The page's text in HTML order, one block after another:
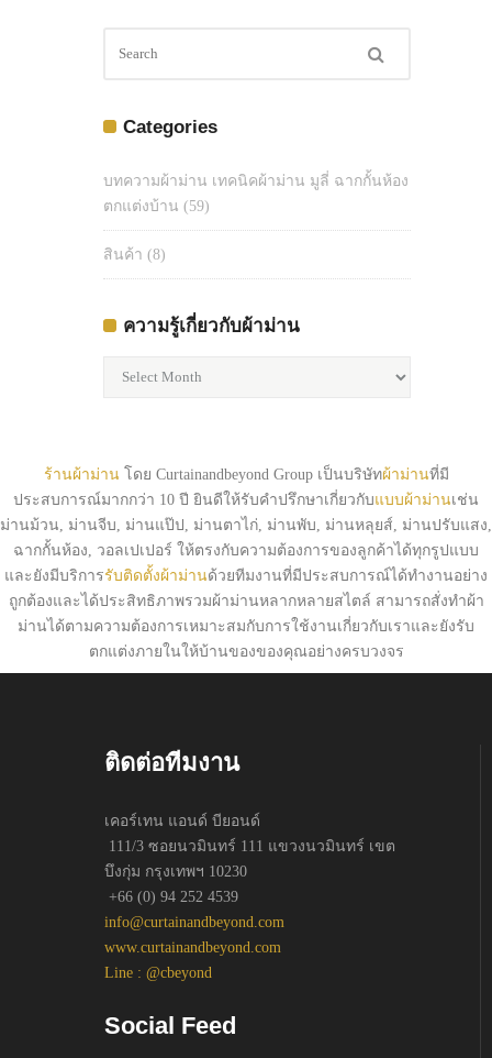
Categories
บทความผ้าม่าน เทคนิคผ้าม่าน มูลี่ ฉากกั้นห้อง
ตกแต่งบ้าน (59)
สินค้า (8)
ความรู้เกี่ยวกับผ้าม่าน
ผ้า
ม่าน
ร้านผ้าม่านโดย Curtainandbeyond Group เป็นบริษัทผ้าม่านที่มี
ประสบการณ์มากกว่า 10 ปี ยินดีให้รับคำปรึกษาเกี่ยวกับแบบผ้าม่านเช่น
ม่านม้วน, ม่านจีบ, ม่านแป๊ป, ม่านตาไก่, ม่านพับ, ม่านหลุยส์, ม่านปรับแสง,
ฉากกั้นห้อง, วอลเปเปอร์ ให้ตรงกับความต้องการของลูกค้าได้ทุกรูปแบบ
และยังมีบริการรับติดตั้งผ้าม่านด้วยทีมงานที่มีประสบการณ์ได้ทำงานอย่าง
ถูกต้องและได้ประสิทธิภาพรวมผ้าม่านหลากหลายสไตล์ สามารถสั่งทำผ้า
ม่านได้ตามความต้องการเหมาะสมกับการใช้งานเกี่ยวกับเราและยังรับ
ตกแต่งภายในให้บ้านของของคุณอย่างครบวงจร
ติดต่อทีมงาน
เคอร์เทน แอนด์ บียอนด์
111/3 ซอยนวมินทร์ 111 แขวงนวมินทร์ เขต
บึงกุ่ม กรุงเทพฯ 10230
+66 (0) 94 252 4539
info@curtainandbeyond.com
www.curtainandbeyond.com
Line : @cbeyond
Social Feed